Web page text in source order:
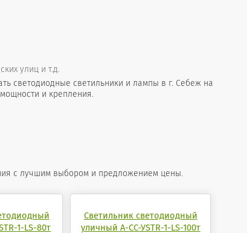
улиц и т.д.
светодиодные светильники и лампы в г. Себеж на
и крепления.
с лучшим выбором и предложением цены.
1-LS-80т
Светильник светодиодный
уличный А-СС-УSTR-1-LS-100т